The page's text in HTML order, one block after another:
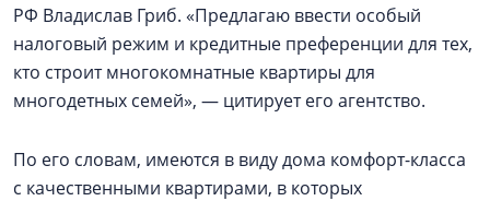
РФ Владислав Гриб. «Предлагаю ввести особый
налоговый режим и кредитные преференции для тех,
кто строит многокомнатные квартиры для
многодетных семей», — цитирует его агентство.
По его словам, имеются в виду дома комфорт-класса
с качественными квартирами, в которых